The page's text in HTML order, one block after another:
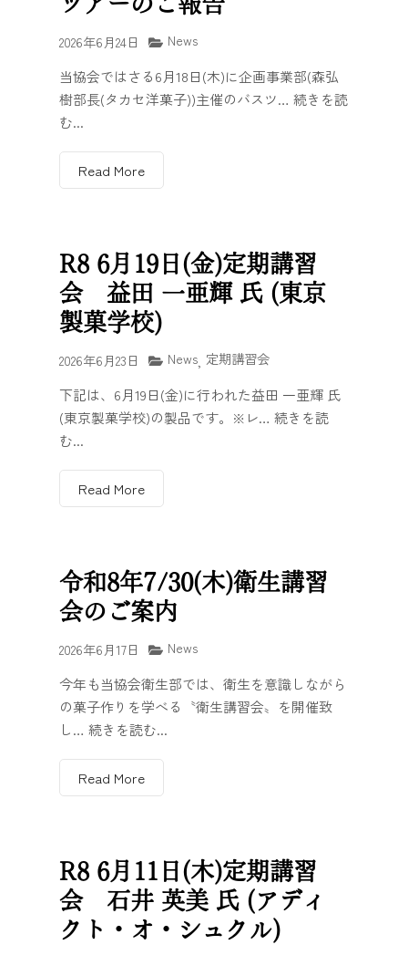
2026年6月24日
News
当協会ではさる6月18日(木)に企画事業部(森弘
樹部長(タカセ洋菓子))主催のバスツ… 続きを読
む...
Read More
R8 6月19日(金)定期講習
会 益田 一亜輝 氏 (東京
製菓学校)
2026年6月23日 News 定期講習会
下記は、6月19日(金)に行われた益田 一亜輝 氏
(東京製菓学校)の製品です。※レ… 続きを読
む...
Read More
令和8年7/30(木)衛生講習
会のご案内
2026年6月17日
News
今年も当協会衛生部では、衛生を意識しながら
の菓子作りを学べる〝衛生講習会〟を開催致
し… 続きを読む...
Read More
R8 6月11日(木)定期講習
会 石井 英美 氏 (アディ
クト・オ・シュクル)